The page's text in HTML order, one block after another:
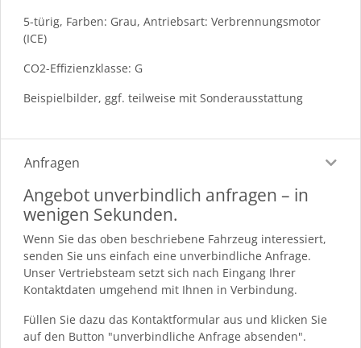
5-türig, Farben: Grau, Antriebsart: Verbrennungsmotor
(ICE)
CO2-Effizienzklasse: G
Beispielbilder, ggf. teilweise mit Sonderausstattung
Anfragen
Angebot unverbindlich anfragen – in
wenigen Sekunden.
Wenn Sie das oben beschriebene Fahrzeug interessiert,
senden Sie uns einfach eine unverbindliche Anfrage.
Unser Vertriebsteam setzt sich nach Eingang Ihrer
Kontaktdaten umgehend mit Ihnen in Verbindung.
Füllen Sie dazu das Kontaktformular aus und klicken Sie
auf den Button "unverbindliche Anfrage absenden".